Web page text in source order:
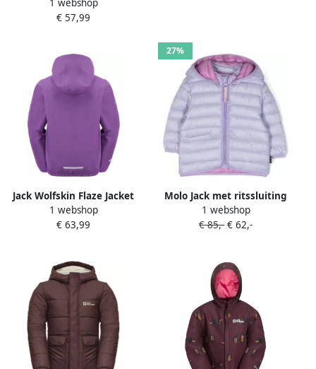
Kids Jack voor- en najaar
Kinderen 116 wild blossom
1 webshop
€ 57,99
Jack Wolfskin Flaze Jacket
Kids Regenjack Kinderen
104 sea rose Sea Rose
1 webshop
€ 63,99
27%
Molo Jack met ritssluiting
Paars
1 webshop
€ 85,- € 62,-